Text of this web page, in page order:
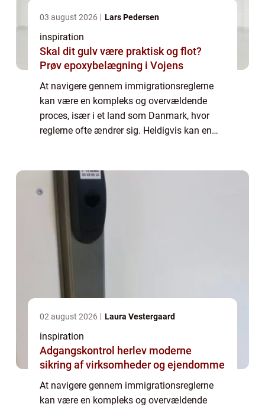
03 august 2026 Lars Pedersen
inspiration
Skal dit gulv være praktisk og flot?
Prøv epoxybelægning i Vojens
At navigere gennem immigrationsreglerne
kan være en kompleks og overvældende
proces, især i et land som Danmark, hvor
reglerne ofte ændrer sig. Heldigvis kan en
02 august 2026 Laura Vestergaard
inspiration
Adgangskontrol herlev moderne
sikring af virksomheder og ejendomme
At navigere gennem immigrationsreglerne
kan være en kompleks og overvældende